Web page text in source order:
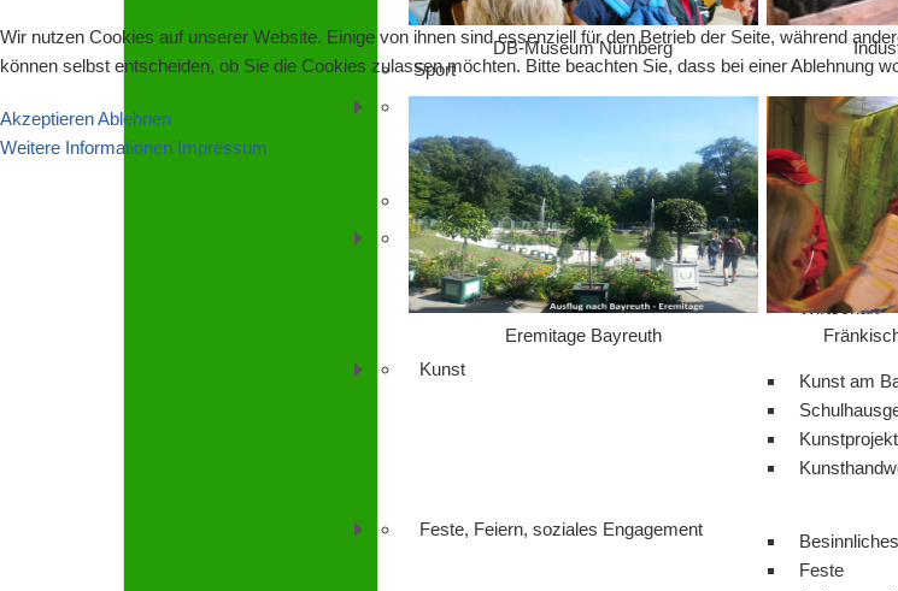
Auftritte,
Sport
Leseförderung
Heimat, Geschichte, Wirtschaft
Heimat
Geschichte
Wirtschaft
Kunst
Kunst am
Feste, Feiern, soziales Engagement
Besinnliches
Feste
DB-Museum Nürnberg
Eremitage Bayreuth
Wir nutzen Cookies auf unserer Website. Einige von ihnen sind essenziell für den Betrieb der Seite, während
können selbst entscheiden, ob Sie die Cookies zulassen möchten. Bitte beachten Sie, dass bei einer Ablehnung
AkzeptierenAblehnen
Weitere Informationen Impressum